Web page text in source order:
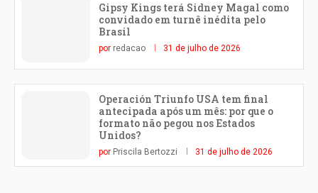
Gipsy Kings terá Sidney Magal como
convidado em turnê inédita pelo
Brasil
por redacao 31 de julho de 2026
Operación Triunfo USA tem final
antecipada após um mês: por que o
formato não pegou nos Estados
Unidos?
por Priscila Bertozzi 31 de julho de 2026